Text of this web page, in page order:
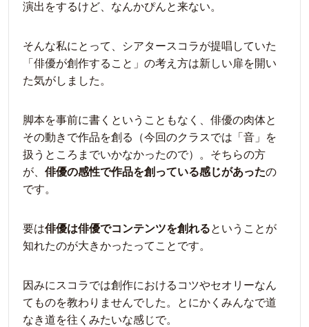
演出をするけど、なんかぴんと来ない。
そんな私にとって、シアタースコラが提唱していた
「俳優が創作すること」の考え方は新しい扉を開い
た気がしました。
脚本を事前に書くということもなく、俳優の肉体と
その動きで作品を創る（今回のクラスでは「音」を
扱うところまでいかなかったので）。そちらの方
が、 俳優の感性で作品を創っている感じがあったの
です。
要は俳優は俳優でコンテンツを創れるということが
知れたのが大きかったってことです。
因みにスコラでは創作におけるコツやセオリーなん
てものを教わりませんでした。とにかくみんなで道
なき道を往くみたいな感じで。